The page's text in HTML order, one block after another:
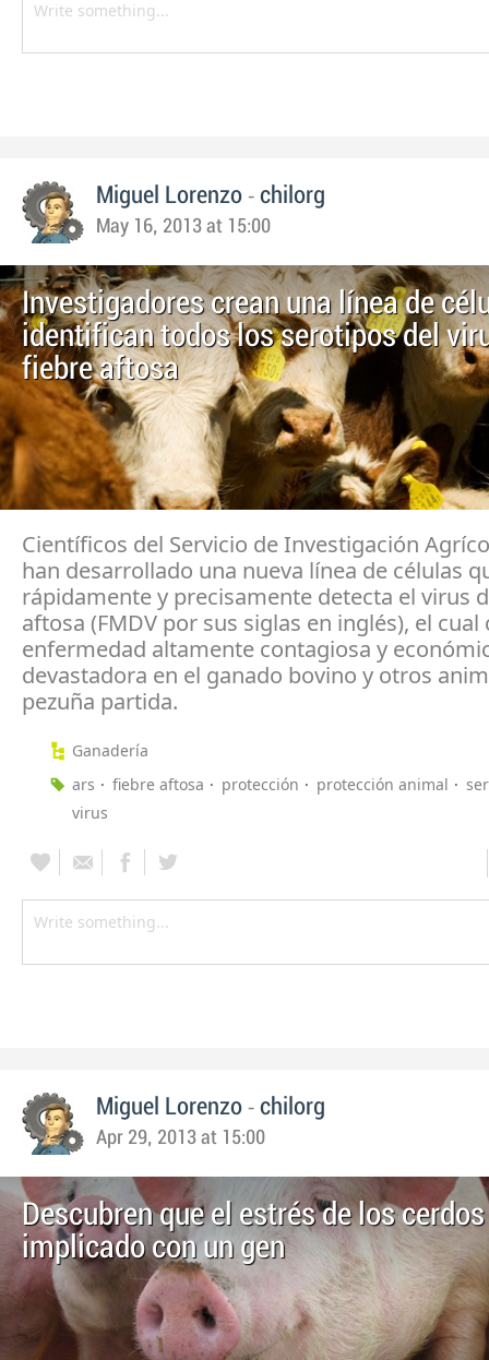
Miguel Lorenzo - chilorg
May 16, 2013 at 15:00
Investigadores crean una línea de
identifican todos los serotipos del
fiebre aftosa
Científicos del Servicio de Investigación
han desarrollado una nueva línea de células
rápidamente y precisamente detecta el virus
aftosa (FMDV por sus siglas en inglés), el cual
enfermedad altamente contagiosa y
devastadora en el ganado bovino y otros
pezuña partida.
Ganadería
ars
fiebre aftosa protección protección animal
virus
Miguel Lorenzo - chilorg
Apr 29, 2013 at 15:00
Descubren que el estrés de los
implicado con un gen